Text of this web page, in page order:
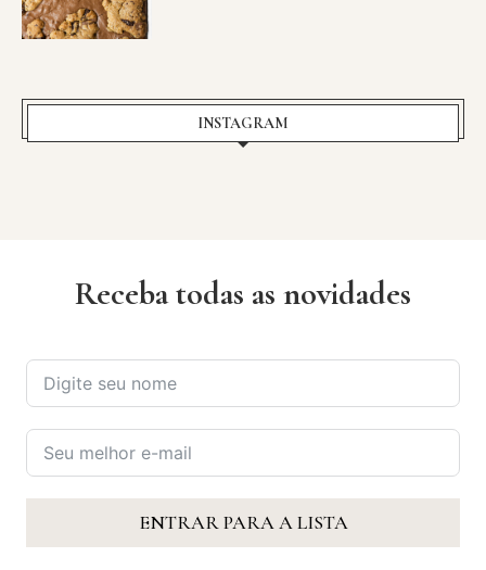
INSTAGRAM
Receba todas as novidades
ENTRAR PARA A LISTA